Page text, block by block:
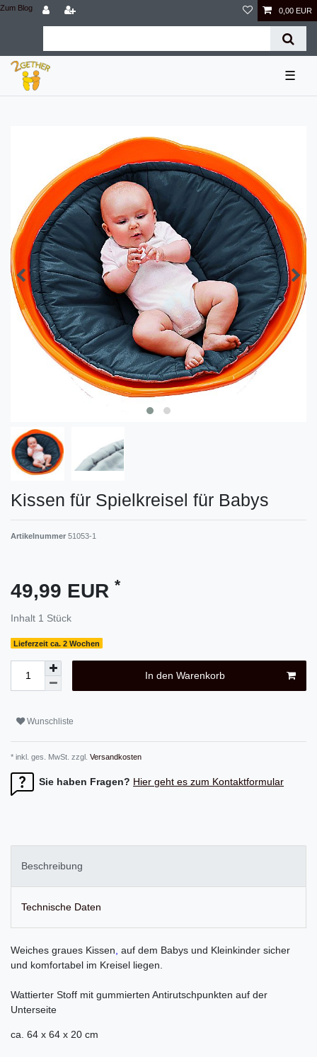
Zum Blog 0,00 EUR
☰
Kissen für Spielkreisel für Babys
Artikelnummer 51053-1
49,99 EUR *
Inhalt 1 Stück
Lieferzeit ca. 2 Wochen
In den Warenkorb
Wunschliste
* inkl. ges. MwSt. zzgl. Versandkosten
Sie haben Fragen? Hier geht es zum Kontaktformular
Beschreibung
Technische Daten
Weiches graues Kissen, auf dem Babys und Kleinkinder sicher
und komfortabel im Kreisel liegen.
Wattierter Stoff mit gummierten Antirutschpunkten auf der
Unterseite
ca. 64 x 64 x 20 cm